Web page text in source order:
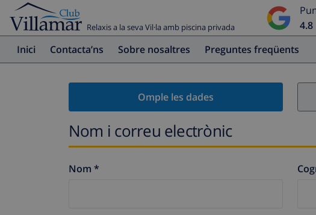
Relaxis a la seva Vil·la amb piscina privada
4.8
Inici Contacta’ns Sobre nosaltres Preguntes freqüents
Omple les dades
Nom i correu electrònic
Nom *